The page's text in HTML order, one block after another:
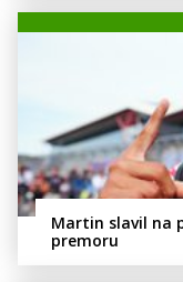
Martin slavil na
premoru